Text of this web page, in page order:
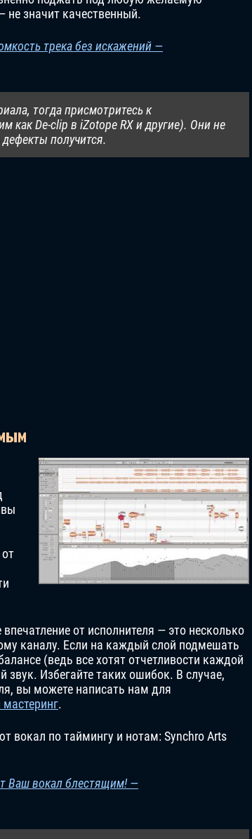
не значит качественный.
трека без искажений —
тогда присмотритесь к
как De-clip в iZotope RX и другие). Они не
получится.
от исполнителя — это несколько
каналу. Если на каждый слой подмешать
(ведь все хотят отчетливости каждой
Избегайте таких ошибок. В случае,
вы можете написать нам для
мастеринг.
вокал по таймингу и нотам: Synchro Arts
Ваш вокал блестящим! —